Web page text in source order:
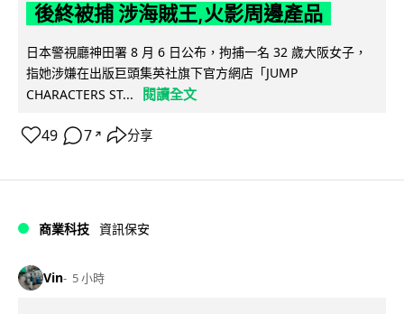
後終被捕 涉海賊王,火影周邊產品
日本警視廳神田署 8 月 6 日公布，拘捕一名 32 歲大阪女子，
指她涉嫌在出版巨頭集英社旗下官方網店「JUMP
CHARACTERS ST...
閱讀全文
49 7 ↗ 分享
商業科技 資訊保安
Vin 5 小時